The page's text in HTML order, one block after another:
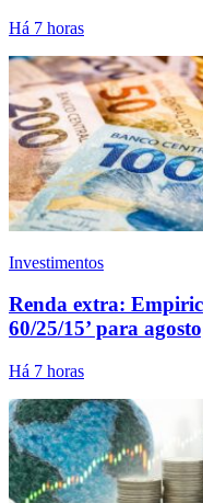
Há 7 horas
Investimentos
Renda extra:
60/25/15’ para
Há 7 horas